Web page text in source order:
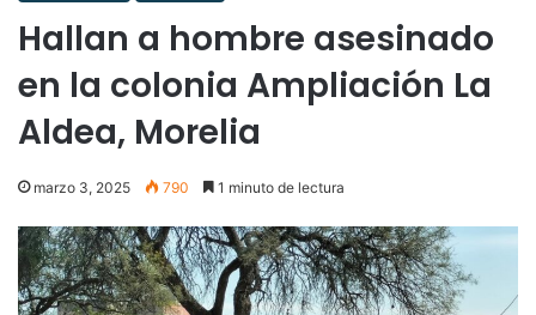
Hallan a hombre asesinado
en la colonia Ampliación La
Aldea, Morelia
marzo 3, 2025 790 1 minuto de lectura